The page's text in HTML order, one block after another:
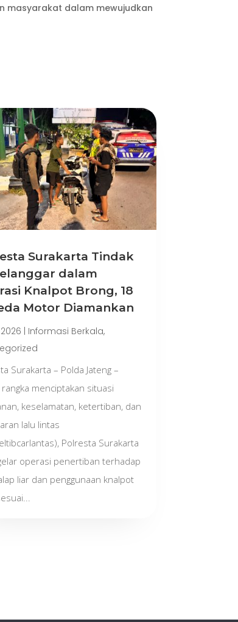
masyarakat dalam mewujudkan
Surakarta Tindak
dalam
Knalpot Brong, 18
Motor Diamankan
| Informasi Berkala,
Surakarta – Polda Jateng –
rangka menciptakan situasi
keselamatan, ketertiban, dan
lalu lintas
Polresta Surakarta
operasi penertiban terhadap
liar dan penggunaan knalpot